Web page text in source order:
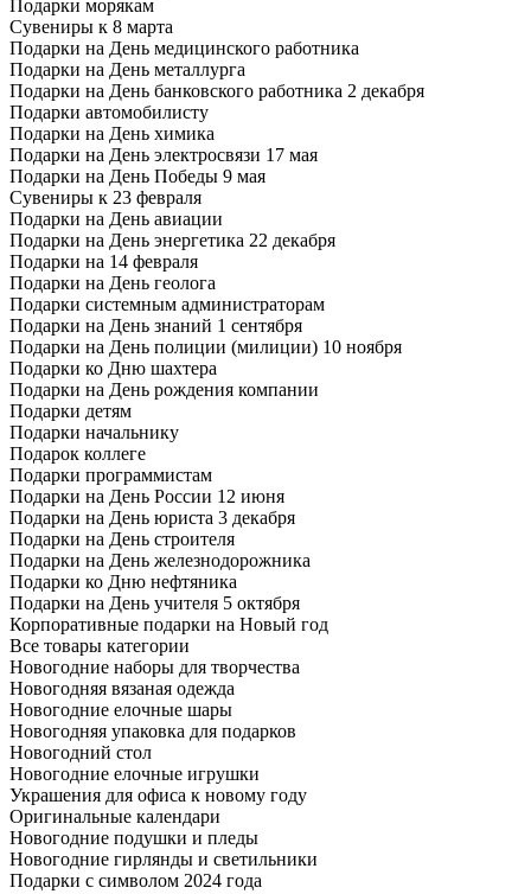
Подарки морякам
Сувениры к 8 марта
Подарки на День медицинского работника
Подарки на День металлурга
Подарки на День банковского работника 2 декабря
Подарки автомобилисту
Подарки на День химика
Подарки на День электросвязи 17 мая
Подарки на День Победы 9 мая
Сувениры к 23 февраля
Подарки на День авиации
Подарки на День энергетика 22 декабря
Подарки на 14 февраля
Подарки на День геолога
Подарки системным администраторам
Подарки на День знаний 1 сентября
Подарки на День полиции (милиции) 10 ноября
Подарки ко Дню шахтера
Подарки на День рождения компании
Подарки детям
Подарки начальнику
Подарок коллеге
Подарки программистам
Подарки на День России 12 июня
Подарки на День юриста 3 декабря
Подарки на День строителя
Подарки на День железнодорожника
Подарки ко Дню нефтяника
Подарки на День учителя 5 октября
Корпоративные подарки на Новый год
Все товары категории
Новогодние наборы для творчества
Новогодняя вязаная одежда
Новогодние елочные шары
Новогодняя упаковка для подарков
Новогодний стол
Новогодние елочные игрушки
Украшения для офиса к новому году
Оригинальные календари
Новогодние подушки и пледы
Новогодние гирлянды и светильники
Подарки с символом 2024 года